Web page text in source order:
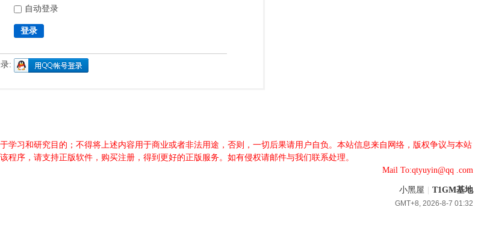
自动登录
登录
:
习和研究目的；不得将上述内容用于商业或者非法用途，否则，一切后果请用户自负。本站信息来自网络，版权争议与本站
序，请支持正版软件，购买注册，得到更好的正版服务。如有侵权请邮件与我们联系处理。
Mail To:qtyuyin@qq .com
小黑屋 T1GM基地
GMT+8, 2026-8-7 01:32